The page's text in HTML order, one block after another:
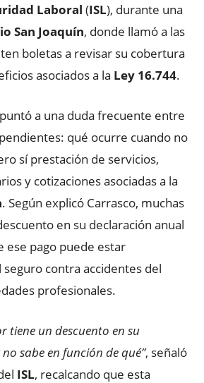
Laboral (ISL), durante una
San Joaquín, donde llamó a las
boletas a revisar su cobertura
asociados a la Ley 16.744.
a una duda frecuente entre
qué ocurre cuando no
sí prestación de servicios,
y cotizaciones asociadas a la
. Según explicó Carrasco, muchas
en su declaración anual
ese pago puede estar
contra accidentes del
profesionales.
tiene un descuento en su
sabe en función de qué”, señaló
ISL, recalcando que esta